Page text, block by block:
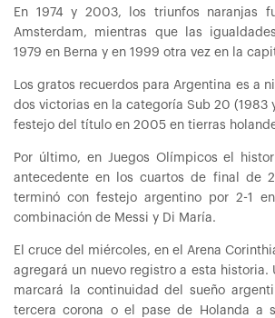
En 1974 y 2003, los triunfos naranjas
Amsterdam, mientras que las
1979 en Berna y en 1999 otra vez en la
Los gratos recuerdos para Argentina es a
dos victorias en la categoría Sub 20 (1983
festejo del título en 2005 en tierras
Por último, en Juegos Olímpicos el
antecedente en los cuartos de final de
terminó con festejo argentino por 2-1
combinación de Messi y Di María.
El cruce del miércoles, en el Arena
agregará un nuevo registro a esta historia.
marcará la continuidad del sueño
tercera corona o el pase de Holanda a